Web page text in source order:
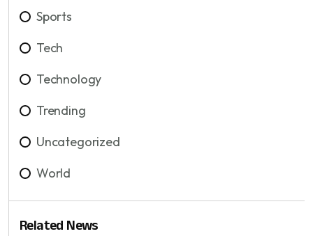
Sports
Tech
Technology
Trending
Uncategorized
World
Related News